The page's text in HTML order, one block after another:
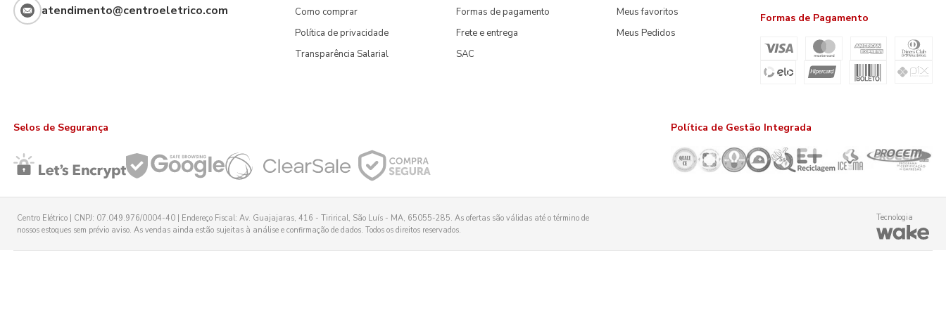
atendimento@centroeletrico.com
Como comprar
Política de privacidade
Transparência Salarial
Formas de pagamento
Frete e entrega
SAC
Meus favoritos
Meus Pedidos
Formas de Pagamento
Selos de Segurança Política de Gestão Integrada
Centro Elétrico | CNPJ: 07.049.976/0004-40 | Endereço Fiscal: Av. Guajajaras, 416 - Tirirical, São Luís - MA, 65055-285. As ofertas são válidas até o término de
nossos estoques sem prévio aviso. As vendas ainda estão sujeitas à análise e confirmação de dados. Todos os direitos reservados.
Tecnologia